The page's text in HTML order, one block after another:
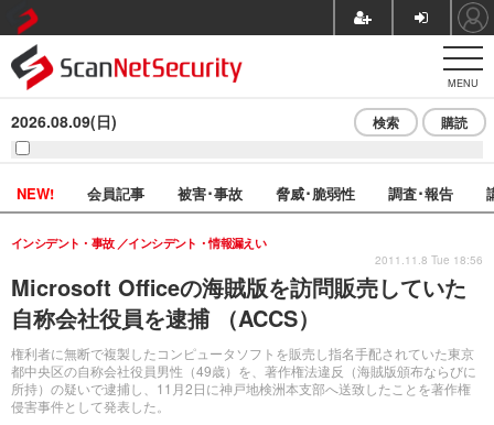
MENU
2026.08.09(日) 検索 購読
NEW! 会員記事 被害･事故 脅威･脆弱性 調査･報告
Microsoft Officeの海賊版を訪問販売していた
自称会社役員を逮捕 （ACCS）
権利者に無断で複製したコンピュータソフトを販売し指名手配されていた東京
都中央区の自称会社役員男性（49歳）を、著作権法違反（海賊版頒布ならびに
所持）の疑いで逮捕し、11月2日に神戸地検洲本支部へ送致したことを著作権
侵害事件として発表した。
インシデント・事故 インシデント・情報漏えい
2011.11.8 Tue 18:56